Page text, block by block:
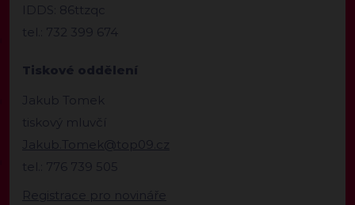
IDDS: 86ttzqc
tel.: 732 399 674
Tiskové oddělení
Jakub Tomek
tiskový mluvčí
Jakub.Tomek@top09.cz
tel.: 776 739 505
Registrace pro novináře